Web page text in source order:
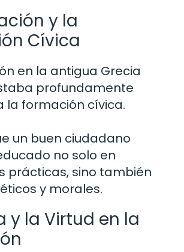
y la
Cívica
en la antigua Grecia
profundamente
la formación cívica.
un buen ciudadano
no solo en
prácticas, sino también
y morales.
y la Virtud en la